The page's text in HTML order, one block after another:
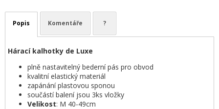
Popis Komentáře ?
Hárací kalhotky de Luxe
plně nastavitelný bederní pás pro obvod
kvalitní elastický materiál
zapánání plastovou sponou
součástí balení jsou 3ks vložky
Velikost: M 40-49cm